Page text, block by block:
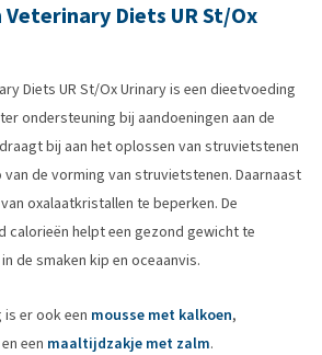
Diets UR St/Ox
Diets UR St/Ox Urinary is een dieetvoeding
ondersteuning bij aandoeningen aan de
bij aan het oplossen van struvietstenen
de vorming van struvietstenen. Daarnaast
oxalaatkristallen te beperken. De
calorieën helpt een gezond gewicht te
de smaken kip en oceaanvis.
er ook een mousse met kalkoen,
en een maaltijdzakje met zalm.